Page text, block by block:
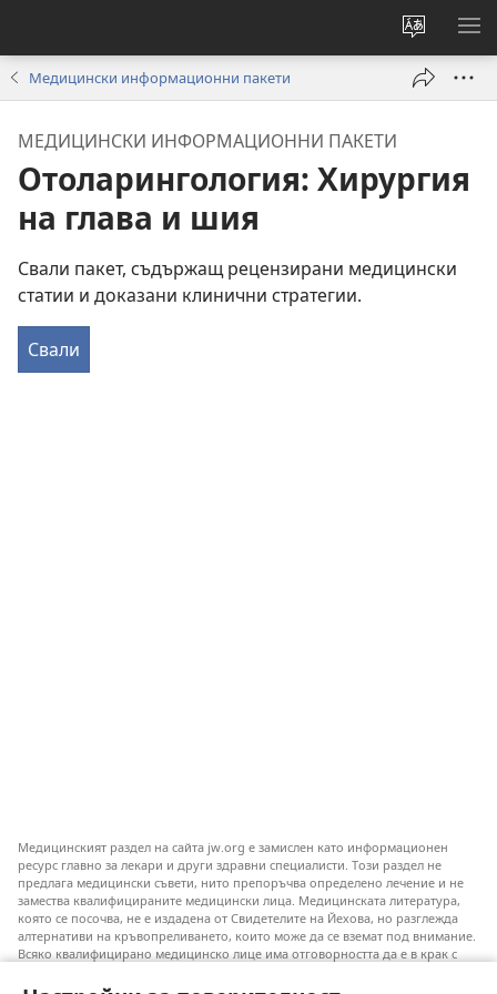
Смени
езика
на
Медицински информационни пакети
МЕДИЦИНСКИ ИНФОРМАЦИОННИ ПАКЕТИ
Отоларингология: Хирургия
на глава и шия
Свали пакет, съдържащ рецензирани медицински
статии и доказани клинични стратегии.
Свали
Медицинският раздел на сайта jw.org е замислен като информационен
ресурс главно за лекари и други здравни специалисти. Този раздел не
предлага медицински съвети, нито препоръчва определено лечение и не
замества квалифицираните медицински лица. Медицинската литература,
която се посочва, не е издадена от Свидетелите на Йехова, но разглежда
алтернативи на кръвопреливането, които може да се вземат под внимание.
Всяко квалифицирано медицинско лице има отговорността да е в крак с
помага на пациентите си да направят избор съобразно техните